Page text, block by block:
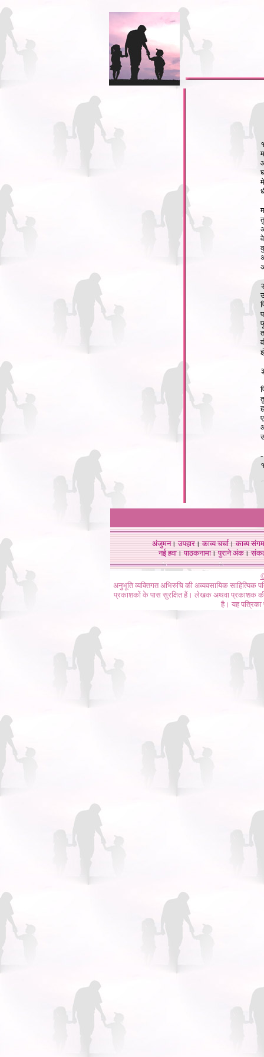
१
२
३
-
अंजुमन।उपहार।काव्य चर्चा।काव्य संगम
नई हवा। पाठकनामा। पुराने अंक।
अनुभूति व्यक्तिगत अभिरुचि की अव्यवसायिक
प्रकाशकों के पास सुरक्षित हैं। लेखक अथवा प्रकाशक की
है। यह पत्रिका